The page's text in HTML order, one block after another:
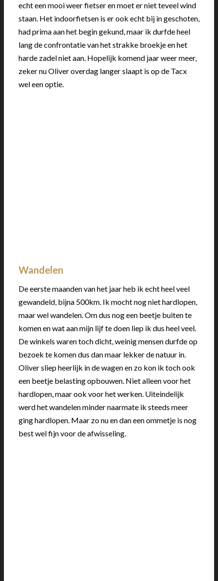
echt een mooi weer fietser en moet er niet teveel wind
staan. Het indoorfietsen is er ook echt bij in geschoten,
had prima aan het begin gekund, maar ik durfde heel
lang de confrontatie van het strakke broekje en het
harde zadel niet aan. Hopelijk komend jaar weer meer,
zeker nu Oliver overdag langer slaapt is op de Tacx
wel een optie.
Wandelen
De eerste maanden van het jaar heb ik echt heel veel
gewandeld, bijna 500km. Ik mocht nog niet hardlopen,
maar wel wandelen. Om dus nog een beetje buiten te
komen en wat aan mijn lijf te doen liep ik dus heel veel.
De winkels waren toch dicht, weinig mensen durfde op
bezoek te komen dus dan maar lekker de natuur in.
Oliver sliep heerlijk in de wagen en zo kon ik toch ook
een beetje belasting opbouwen. Niet alleen voor het
hardlopen, maar ook voor het werken. Uiteindelijk
werd het wandelen minder naarmate ik steeds meer
ging hardlopen. Maar zo nu en dan een ommetje is nog
best wel fijn voor de afwisseling.